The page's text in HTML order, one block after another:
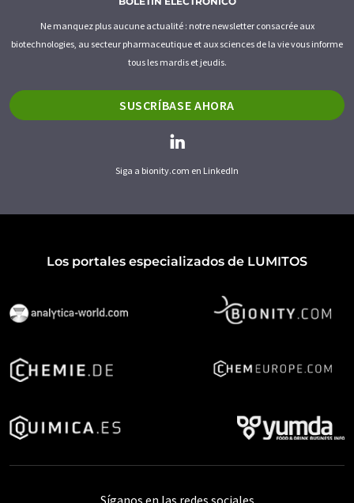
Ne manquez plus aucune actualité : notre newsletter consacrée aux
biotechnologies, au secteur pharmaceutique et aux sciences de la vie vous informe
tous les mardis et jeudis.
SUSCRÍBASE AHORA
Siga a bionity.com en LinkedIn
Los portales especializados de LUMITOS
Síganos en las redes sociales